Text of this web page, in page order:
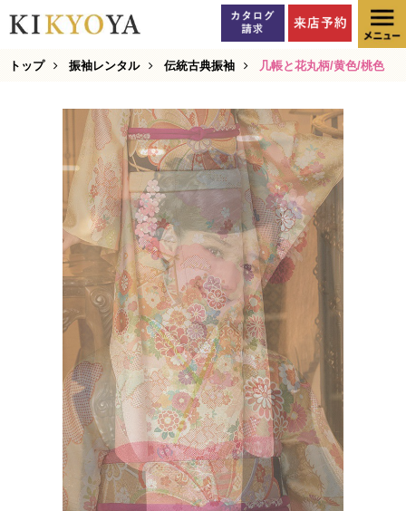
トップ 振袖レンタル 伝統古典振袖 几帳と花丸柄/黄色/桃色